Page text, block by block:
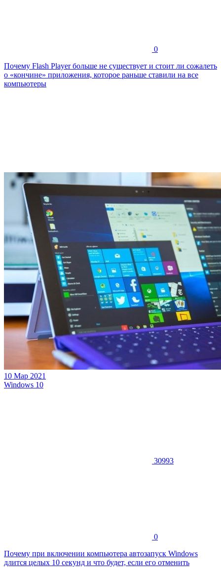
0
Почему Flash Player больше не существует и стоит ли сожалеть
о «кончине» приложения, которое раньше ставили на все
компьютеры
10 Мар 2021
Windows 10
30993
0
Почему при включении компьютера автозапуск Windows
длится целых 10 секунд и что будет, если его отменить